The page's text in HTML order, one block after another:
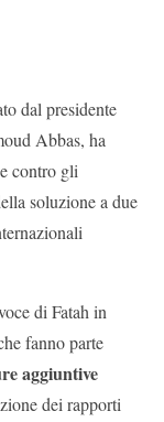
dal presidente
Abbas, ha
contro gli
soluzione a due
di Fatah in
fanno parte
aggiuntive
dei rapporti